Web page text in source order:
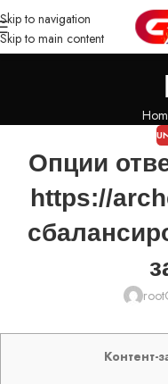
Skip to navigation
Skip to main content
Опции
https://
root
Контент-